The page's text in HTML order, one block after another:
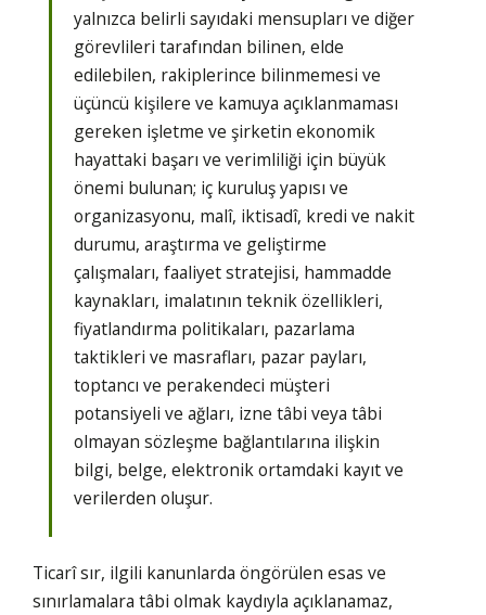
yalnızca belirli sayıdaki mensupları ve diğer
görevlileri tarafından bilinen, elde
edilebilen, rakiplerince bilinmemesi ve
üçüncü kişilere ve kamuya açıklanmaması
gereken işletme ve şirketin ekonomik
hayattaki başarı ve verimliliği için büyük
önemi bulunan; iç kuruluş yapısı ve
organizasyonu, malî, iktisadî, kredi ve nakit
durumu, araştırma ve geliştirme
çalışmaları, faaliyet stratejisi, hammadde
kaynakları, imalatının teknik özellikleri,
fiyatlandırma politikaları, pazarlama
taktikleri ve masrafları, pazar payları,
toptancı ve perakendeci müşteri
potansiyeli ve ağları, izne tâbi veya tâbi
olmayan sözleşme bağlantılarına ilişkin
bilgi, belge, elektronik ortamdaki kayıt ve
verilerden oluşur.
Ticarî sır, ilgili kanunlarda öngörülen esas ve
sınırlamalara tâbi olmak kaydıyla açıklanamaz,